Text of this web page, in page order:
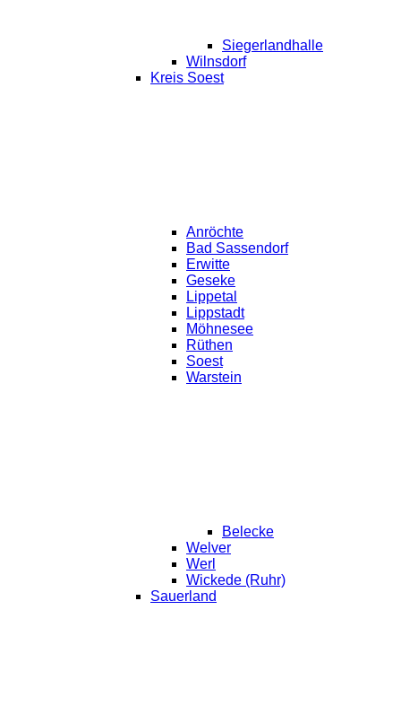
Siegerlandhalle
Wilnsdorf
Kreis Soest
Anröchte
Bad Sassendorf
Erwitte
Geseke
Lippetal
Lippstadt
Möhnesee
Rüthen
Soest
Warstein
Belecke
Welver
Werl
Wickede (Ruhr)
Sauerland